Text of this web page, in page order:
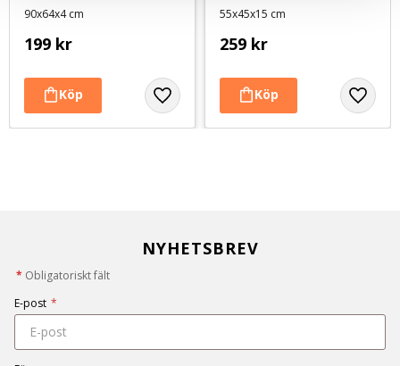
90x64x4 cm
199 kr
55x45x15 cm
259 kr
NYHETSBREV
* Obligatoriskt fält
E-post *